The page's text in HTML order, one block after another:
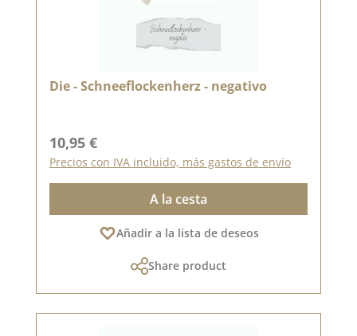
Die - Schneeflockenherz - negativo
Precio normal:
10,95 €
Precios con IVA incluido, más gastos de envío
A la cesta
Añadir a la lista de deseos
Share product